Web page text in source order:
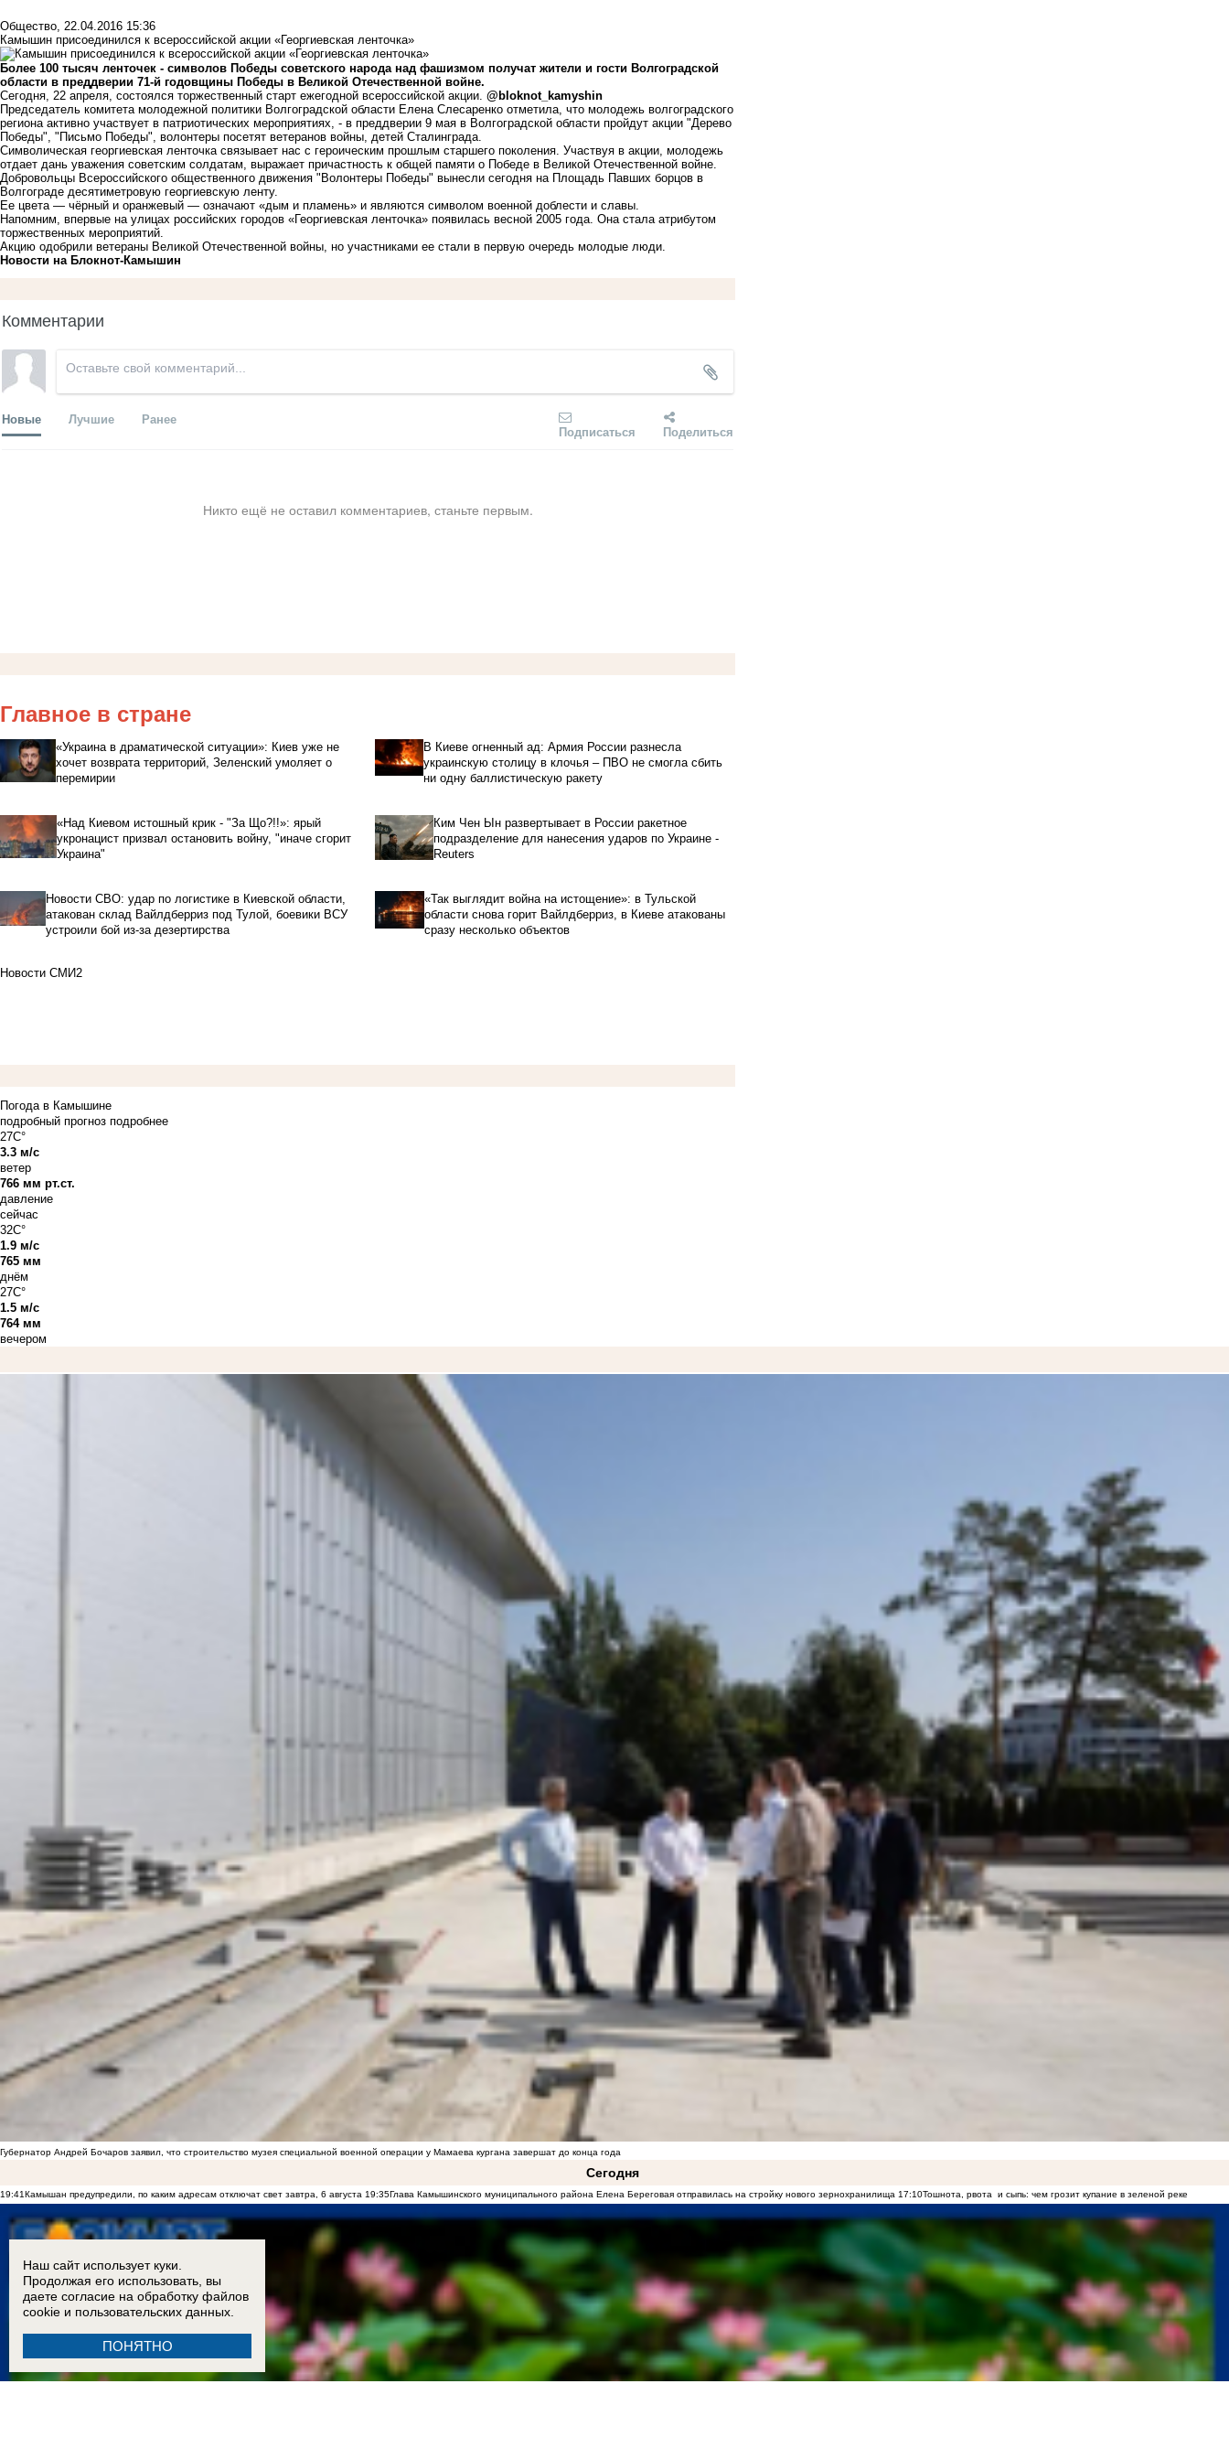
Общество, 22.04.2016 15:36
Камышин присоединился к всероссийской акции «Георгиевская ленточка»
Более 100 тысяч ленточек - символов Победы советского народа над фашизмом получат жители и гости Волгоградской
области в преддверии 71-й годовщины Победы в Великой Отечественной войне.
Сегодня, 22 апреля, состоялся торжественный старт ежегодной всероссийской акции. @bloknot_kamyshin
Председатель комитета молодежной политики Волгоградской области Елена Слесаренко отметила, что молодежь волгоградского
региона активно участвует в патриотических мероприятиях, - в преддверии 9 мая в Волгоградской области пройдут акции "Дерево
Победы", "Письмо Победы", волонтеры посетят ветеранов войны, детей Сталинграда.
Символическая георгиевская ленточка связывает нас с героическим прошлым старшего поколения. Участвуя в акции, молодежь
отдает дань уважения советским солдатам, выражает причастность к общей памяти о Победе в Великой Отечественной войне.
Добровольцы Всероссийского общественного движения "Волонтеры Победы" вынесли сегодня на Площадь Павших борцов в
Волгограде десятиметровую георгиевскую ленту.
Ее цвета — чёрный и оранжевый — означают «дым и пламень» и являются символом военной доблести и славы.
Напомним, впервые на улицах российских городов «Георгиевская ленточка» появилась весной 2005 года. Она стала атрибутом
торжественных мероприятий.
Акцию одобрили ветераны Великой Отечественной войны, но участниками ее стали в первую очередь молодые люди.
Новости на Блoкнoт-Камышин
Комментарии
Новые Лучшие Ранее
Подписаться Поделиться
Никто ещё не оставил комментариев, станьте первым.
Главное в стране
«Украина в драматической ситуации»: Киев уже не
хочет возврата территорий, Зеленский умоляет о
перемирии
В Киеве огненный ад: Армия России разнесла
украинскую столицу в клочья – ПВО не смогла сбить
ни одну баллистическую ракету
«Над Киевом истошный крик - "За Що?!!»: ярый
укронацист призвал остановить войну, "иначе сгорит
Украина"
Ким Чен Ын развертывает в России ракетное
подразделение для нанесения ударов по Украине -
Reuters
Новости СВО: удар по логистике в Киевской области,
атакован склад Вайлдберриз под Тулой, боевики ВСУ
устроили бой из-за дезертирства
«Так выглядит война на истощение»: в Тульской
области снова горит Вайлдберриз, в Киеве атакованы
сразу несколько объектов
Новости СМИ2
Погода в Камышине
подробный прогноз подробнее
27C°
3.3 м/с
ветер
766 мм рт.ст.
давление
сейчас
32C°
1.9 м/с
765 мм
днём
27C°
1.5 м/с
764 мм
вечером
Губернатор Андрей Бочаров заявил, что строительство музея специальной военной операции у Мамаева кургана завершат до конца года
Сегодня
19:41Камышан предупредили, по каким адресам отключат свет завтра, 6 августа 19:35Глава Камышинского муниципального района Елена Береговая отправилась на стройку нового зернохранилища 17:10Тошнота, рвота и сыпь: чем грозит купание в зеленой реке
Наш сайт использует куки.
Продолжая его использовать, вы
даете согласие на обработку файлов
cookie и пользовательских данных.
ПОНЯТНО